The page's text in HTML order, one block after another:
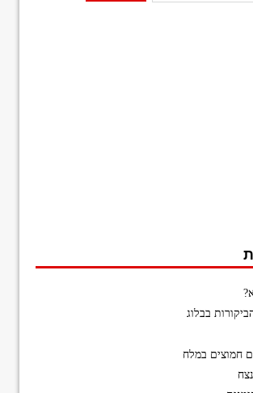
בבלוג
חמוצים במלח